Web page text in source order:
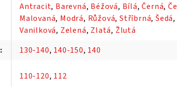
Antracit, Barevná, Béžová, Bílá,Černá,
Malovaná, Modrá, Růžová,Stříbrná,Šedá,
Vanilková, Zelená, Zlatá, Žlutá
: 130-140, 140-150, 140
110-120, 112